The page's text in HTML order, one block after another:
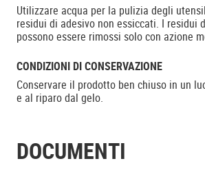
Utilizzare acqua per la pulizia degli
residui di adesivo non essiccati. I residui
possono essere rimossi solo con azione
CONDIZIONI DI CONSERVAZIONE
Conservare il prodotto ben chiuso in un
e al riparo dal gelo.
DOCUMENTI